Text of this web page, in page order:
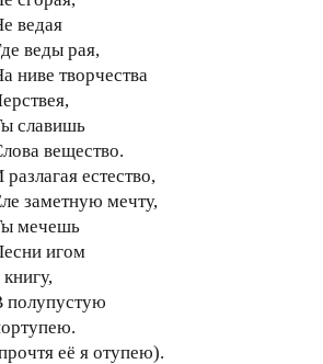
ведая
веды рая,
ниве творчества
славишь
вещество.
разлагая естество,
заметную мечту,
мечешь
игом
книгу,
полупустую
её я отупею).